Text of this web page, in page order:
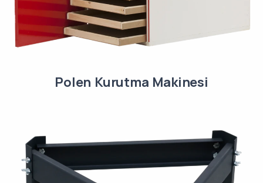
Polen Kurutma Makinesi